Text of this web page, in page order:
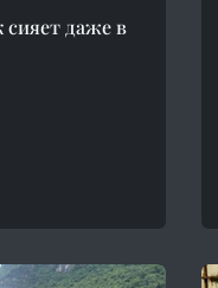
даже в